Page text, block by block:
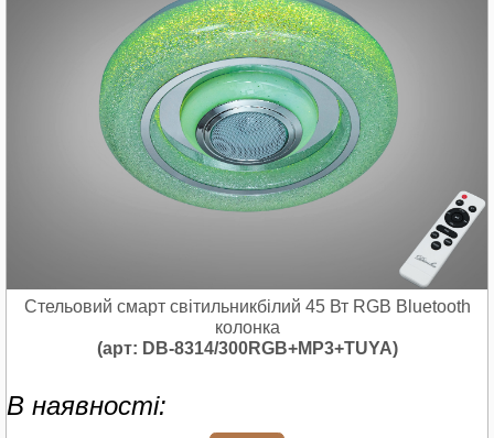
Стельовий смарт світильникбілий 45 Вт RGB Bluetooth
колонка
(арт: DB-8314/300RGB+MP3+TUYA)
В наявності: